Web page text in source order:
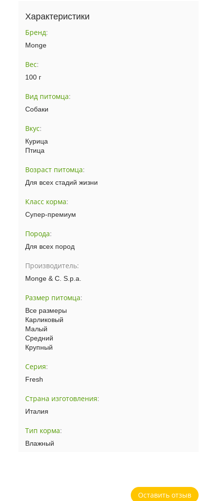
Характеристики
Бренд:
Monge
Вес:
100 г
Вид питомца:
Собаки
Вкус:
Курица
Птица
Возраст питомца:
Для всех стадий жизни
Класс корма:
Супер-премиум
Порода:
Для всех пород
Производитель:
Monge & C. S.p.a.
Размер питомца:
Все размеры
Карликовый
Малый
Средний
Крупный
Серия:
Fresh
Страна изготовления:
Италия
Тип корма:
Влажный
Оставить отзыв